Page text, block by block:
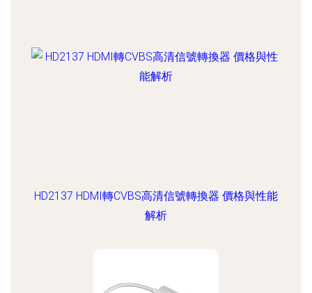
HD2137 HDMI轉CVBS高清信號轉換器 價格與性能
解析